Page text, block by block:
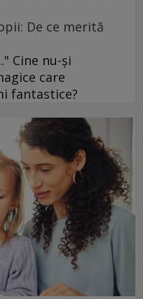
De ce merită
Cine nu-și
care
fantastice?